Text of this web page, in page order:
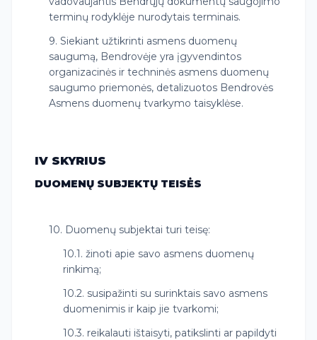
terminų rodyklėje nurodytais terminais.
9. Siekiant užtikrinti asmens duomenų
saugumą, Bendrovėje yra įgyvendintos
organizacinės ir techninės asmens duomenų
saugumo priemonės, detalizuotos Bendrovės
Asmens duomenų tvarkymo taisyklėse.
IV SKYRIUS
DUOMENŲ SUBJEKTŲ TEISĖS
10. Duomenų subjektai turi teisę:
10.1. žinoti apie savo asmens duomenų
rinkimą;
10.2. susipažinti su surinktais savo asmens
duomenimis ir kaip jie tvarkomi;
10.3. reikalauti ištaisyti, patikslinti ar papildyti